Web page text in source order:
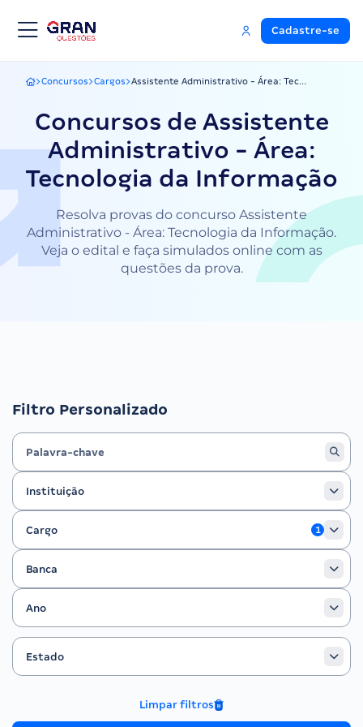
Cadastre-se
Gran Questões
Concursos Cargos Assistente Administrativo - Área: Tec...
Concursos de Assistente
Administrativo - Área:
Tecnologia da Informação
Resolva provas do concurso Assistente
Administrativo - Área: Tecnologia da Informação.
Veja o edital e faça simulados online com as
questões da prova.
Filtro Personalizado
Instituição
Instituição
Cargo
Cargo
1
Banca
Banca
Ano
Ano
Filtrar por Estado
Estado
Estado
Limpar filtros